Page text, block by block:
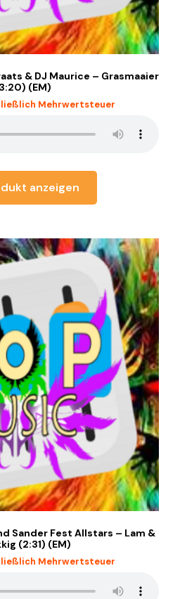
& DJ Maurice – Grasmaaier
(EM)
Mehrwertsteuer
anzeigen
Sander Fest Allstars – Lam &
(2:31) (EM)
Mehrwertsteuer